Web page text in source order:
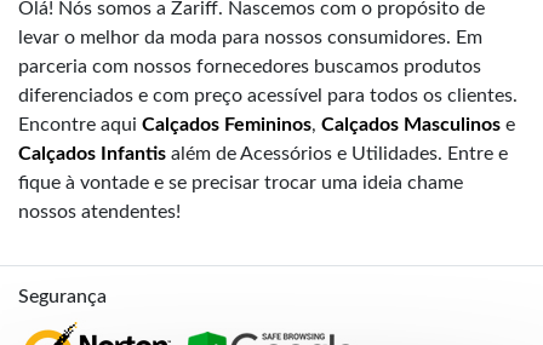
Olá! Nós somos a Zariff. Nascemos com o propósito de
levar o melhor da moda para nossos consumidores. Em
parceria com nossos fornecedores buscamos produtos
diferenciados e com preço acessível para todos os clientes.
Encontre aqui Calçados Femininos, Calçados Masculinos e
Calçados Infantis além de Acessórios e Utilidades. Entre e
fique à vontade e se precisar trocar uma ideia chame
nossos atendentes!
Segurança